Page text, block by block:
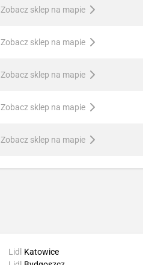
Zobacz sklep na mapie
Zobacz sklep na mapie
Zobacz sklep na mapie
Zobacz sklep na mapie
Zobacz sklep na mapie
Lidl
Katowice